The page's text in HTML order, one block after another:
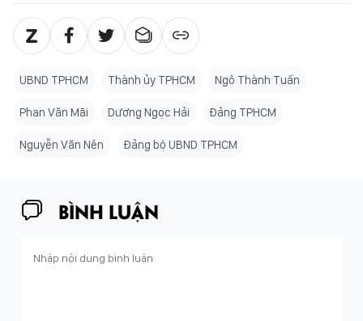
UBND TPHCM Thành ủy TPHCM Ngô Thành Tuấn
Phan Văn Mãi Dương Ngọc Hải Đảng TPHCM
Nguyễn Văn Nên Đảng bộ UBND TPHCM
BÌNH LUẬN